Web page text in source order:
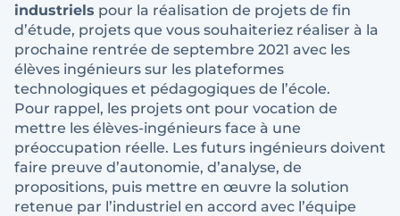
industriels pour la réalisation de projets de fin
d’étude, projets que vous souhaiteriez réaliser à la
prochaine rentrée de septembre 2021 avec les
élèves ingénieurs sur les plateformes
technologiques et pédagogiques de l’école.
Pour rappel, les projets ont pour vocation de
mettre les élèves-ingénieurs face à une
préoccupation réelle. Les futurs ingénieurs doivent
faire preuve d’autonomie, d’analyse, de
propositions, puis mettre en œuvre la solution
retenue par l’industriel en accord avec l’équipe